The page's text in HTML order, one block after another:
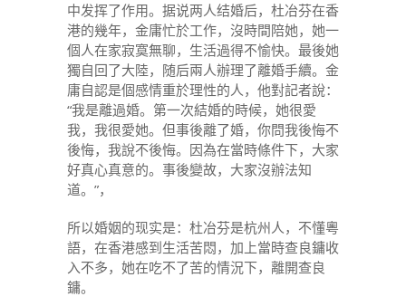
中发挥了作用。据说两人结婚后，杜冶芬在香
港的幾年，金庸忙於工作，沒時間陪她，她一
個人在家寂寞無聊，生活過得不愉快。最後她
獨自回了大陸，随后兩人辦理了離婚手續。金
庸自認是個感情重於理性的人，他對記者說：
“我是離過婚。第一次結婚的時候，她很愛
我，我很愛她。但事後離了婚，你問我後悔不
後悔，我說不後悔。因為在當時條件下，大家
好真心真意的。事後變故，大家沒辦法知
道。”，
所以婚姻的现实是：杜冶芬是杭州人，不懂粵
語，在香港感到生活苦悶，加上當時查良鏞收
入不多，她在吃不了苦的情況下，離開查良
鏞。